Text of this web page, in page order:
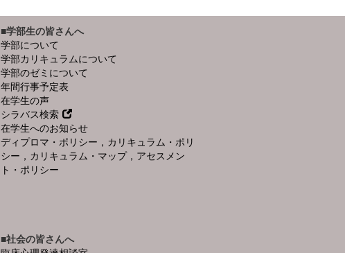
■学部生の皆さんへ
学部について
学部カリキュラムについて
学部のゼミについて
年間行事予定表
在学生の声
シラバス検索
在学生へのお知らせ
ディプロマ・ポリシー，カリキュラム・ポリ
シー，カリキュラム・マップ，アセスメン
ト・ポリシー
■社会の皆さんへ